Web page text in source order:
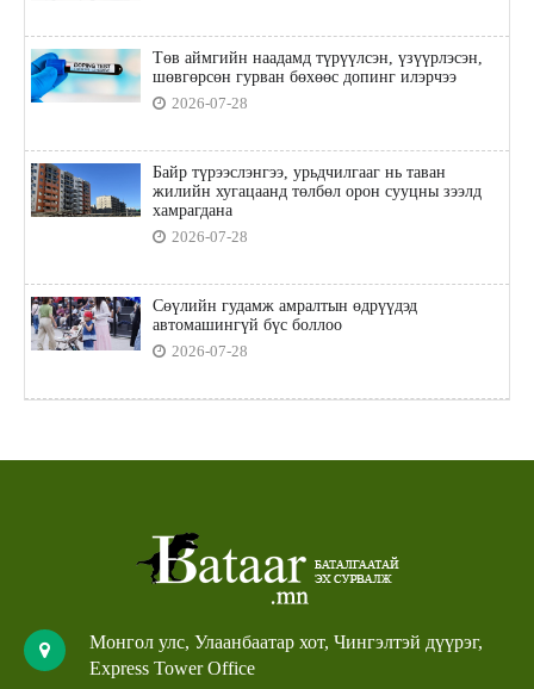
Төв аймгийн наадамд түрүүлсэн, үзүүрлэсэн,
шөвгөрсөн гурван бөхөөс допинг илэрчээ
2026-07-28
Байр түрээслэнгээ, урьдчилгааг нь таван
жилийн хугацаанд төлбөл орон сууцны зээлд
хамрагдана
2026-07-28
Сөүлийн гудамж амралтын өдрүүдэд
автомашингүй бүс боллоо
2026-07-28
Монгол улс, Улаанбаатар хот, Чингэлтэй дүүрэг,
Express Tower Office